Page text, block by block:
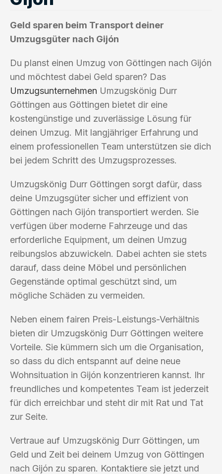
Geld sparen beim Transport deiner
Umzugsgüter nach Gijón
Du planst einen Umzug von Göttingen nach Gijón
und möchtest dabei Geld sparen? Das
Umzugsunternehmen Umzugskönig Durr
Göttingen aus Göttingen bietet dir eine
kostengünstige und zuverlässige Lösung für
deinen Umzug. Mit langjähriger Erfahrung und
einem professionellen Team unterstützen sie dich
bei jedem Schritt des Umzugsprozesses.
Umzugskönig Durr Göttingen sorgt dafür, dass
deine Umzugsgüter sicher und effizient von
Göttingen nach Gijón transportiert werden. Sie
verfügen über moderne Fahrzeuge und das
erforderliche Equipment, um deinen Umzug
reibungslos abzuwickeln. Dabei achten sie stets
darauf, dass deine Möbel und persönlichen
Gegenstände optimal geschützt sind, um
mögliche Schäden zu vermeiden.
Neben einem fairen Preis-Leistungs-Verhältnis
bieten dir Umzugskönig Durr Göttingen weitere
Vorteile. Sie kümmern sich um die Organisation,
so dass du dich entspannt auf deine neue
Wohnsituation in Gijón konzentrieren kannst. Ihr
freundliches und kompetentes Team ist jederzeit
für dich erreichbar und steht dir mit Rat und Tat
zur Seite.
Vertraue auf Umzugskönig Durr Göttingen, um
Geld und Zeit bei deinem Umzug von Göttingen
nach Gijón zu sparen. Kontaktiere sie jetzt und